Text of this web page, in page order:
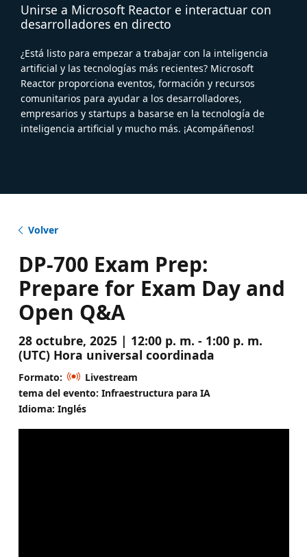
Unirse a Microsoft Reactor e interactuar con
desarrolladores en directo
¿Está listo para empezar a trabajar con la inteligencia
artificial y las tecnologías más recientes? Microsoft
Reactor proporciona eventos, formación y recursos
comunitarios para ayudar a los desarrolladores,
empresarios y startups a basarse en la tecnología de
inteligencia artificial y mucho más. ¡Acompáñenos!
Volver
DP-700 Exam Prep:
Prepare for Exam Day and
Open Q&A
28 octubre, 2025 | 12:00 p. m. - 1:00 p. m.
(UTC) Hora universal coordinada
Formato:
Livestream
tema del evento: Infraestructura para IA
Idioma: Inglés